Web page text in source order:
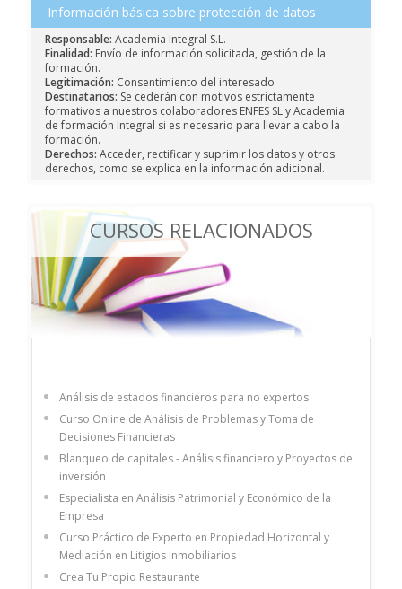
Información básica sobre protección de datos
Responsable: Academia Integral S.L.
Finalidad: Envío de información solicitada, gestión de la
formación.
Legitimación: Consentimiento del interesado
Destinatarios: Se cederán con motivos estrictamente
formativos a nuestros colaboradores ENFES SL y Academia
de formación Integral si es necesario para llevar a cabo la
formación.
Derechos: Acceder, rectificar y suprimir los datos y otros
derechos, como se explica en la información adicional.
CURSOS RELACIONADOS
Análisis de estados financieros para no expertos
Curso Online de Análisis de Problemas y Toma de
Decisiones Financieras
Blanqueo de capitales - Análisis financiero y Proyectos de
inversión
Especialista en Análisis Patrimonial y Económico de la
Empresa
Curso Práctico de Experto en Propiedad Horizontal y
Mediación en Litigios Inmobiliarios
Crea Tu Propio Restaurante